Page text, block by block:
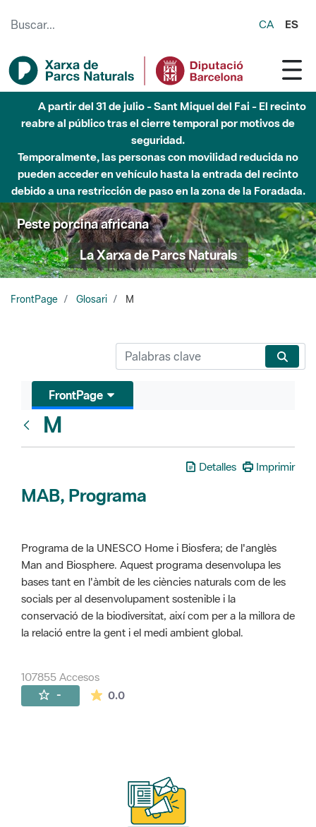
CA ES
A partir del 31 de julio - Sant Miquel del Fai - El recinto
reabre al público tras el cierre temporal por motivos de
seguridad.
Temporalmente, las personas con movilidad reducida no
pueden acceder en vehículo hasta la entrada del recinto
debido a una restricción de paso en la zona de la Foradada.
Peste porcina africana
La Xarxa de Parcs Naturals
FrontPage Glosari M
FrontPage
M
Detalles Imprimir
MAB, Programa
Programa de la UNESCO Home i Biosfera; de l'anglès
Man and Biosphere. Aquest programa desenvolupa les
bases tant en l'àmbit de les ciències naturals com de les
socials per al desenvolupament sostenible i la
conservació de la biodiversitat, així com per a la millora de
la relació entre la gent i el medi ambient global.
107855 Accesos
- 0.0La valoración media es de 0 estrellas de